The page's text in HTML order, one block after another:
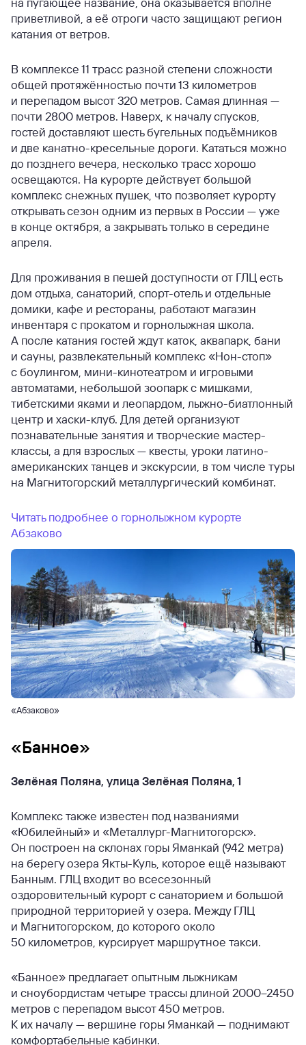
приветливой, а её отроги часто защищают регион
катания от ветров.
В комплексе 11 трасс разной степени сложности
общей протяжённостью почти 13 километров
и перепадом высот 320 метров. Самая длинная —
почти 2800 метров. Наверх, к началу спусков,
гостей доставляют шесть бугельных подъёмников
и две канатно-кресельные дороги. Кататься можно
до позднего вечера, несколько трасс хорошо
освещаются. На курорте действует большой
комплекс снежных пушек, что позволяет курорту
открывать сезон одним из первых в России — уже
в конце октября, а закрывать только в середине
апреля.
Для проживания в пешей доступности от ГЛЦ есть
дом отдыха, санаторий, спорт-отель и отдельные
домики, кафе и рестораны, работают магазин
инвентаря с прокатом и горнолыжная школа.
А после катания гостей ждут каток, аквапарк, бани
и сауны, развлекательный комплекс «Нон-стоп»
с боулингом, мини-кинотеатром и игровыми
автоматами, небольшой зоопарк с мишками,
тибетскими яками и леопардом, лыжно-биатлонный
центр и хаски-клуб. Для детей организуют
познавательные занятия и творческие мастер-
классы, а для взрослых — квесты, уроки латино-
американских танцев и экскурсии, в том числе туры
на Магнитогорский металлургический комбинат.
Читать подробнее о горнолыжном курорте
Абзаково
«Абзаково»
«Банное»
Зелёная Поляна, улица Зелёная Поляна, 1
Комплекс также известен под названиями
«Юбилейный» и «Металлург-Магнитогорск».
Он построен на склонах горы Яманкай (942 метра)
на берегу озера Якты-Куль, которое ещё называют
Банным. ГЛЦ входит во всесезонный
оздоровительный курорт с санаторием и большой
природной территорией у озера. Между ГЛЦ
и Магнитогорском, до которого около
50 километров, курсирует маршрутное такси.
«Банное» предлагает опытным лыжникам
и сноубордистам четыре трассы длиной 2000–2450
метров с перепадом высот 450 метров.
К их началу — вершине горы Яманкай — поднимают
комфортабельные кабинки.